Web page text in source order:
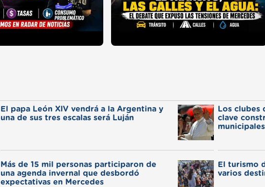
El papa León XIV vendrá a la Argentina y
una de sus tres escalas será Luján
Los clubes
clave
municipales
Más de 15 mil personas participaron de
una agenda invernal que desbordó
expectativas en Mercedes
El turismo
varios